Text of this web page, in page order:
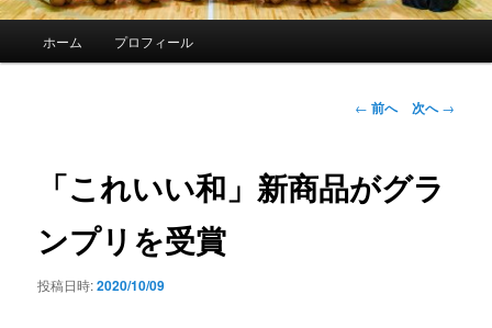
ホーム プロフィール
投
ビ
ゲ
← 前へ 次へ→
「これいい和」新商品がグラ
ンプリを受賞
投稿日時:2020/10/09